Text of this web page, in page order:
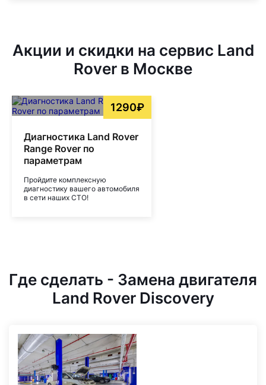
Акции и скидки на сервис Land
Rover в Москве
1290₽
Диагностика Land Rover
Range Rover по
параметрам
Пройдите комплексную
диагностику вашего автомобиля
в сети наших СТО!
Где сделать - Замена двигателя
Land Rover Discovery